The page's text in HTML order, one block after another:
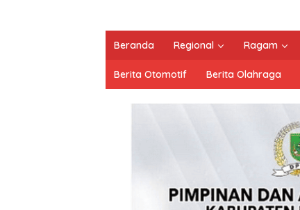
Beranda Regional Ragam
Berita Otomotif Berita Olahraga